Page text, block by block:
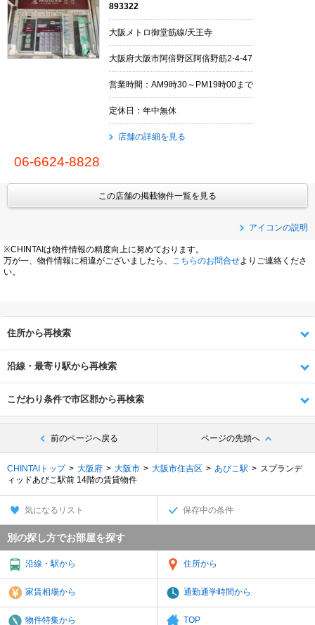
893322
大阪メトロ御堂筋線/天王寺
大阪府大阪市阿倍野区阿倍野筋2-4-47
営業時間：AM9時30～PM19時00まで
定休日：年中無休
店舗の詳細を見る
06-6624-8828
この店舗の掲載物件一覧を見る
アイコンの説明
※CHINTAIは物件情報の精度向上に努めております。
万が一、物件情報に相違がございましたら、
こちらのお問合せよりご連絡くださ
い。
住所から再検索
沿線・最寄り駅から再検索
こだわり条件で市区郡から再検索
前のページへ戻る ページの先頭へ
CHINTAIトップ 大阪府 大阪市 大阪市住吉区 あびこ駅
スプランデ
ィッドあびこ駅前 14階の賃貸物件
気になるリスト 保存中の条件
別の探し方でお部屋を探す
沿線・駅から 住所から
家賃相場から 通勤通学時間から
物件特集から TOP